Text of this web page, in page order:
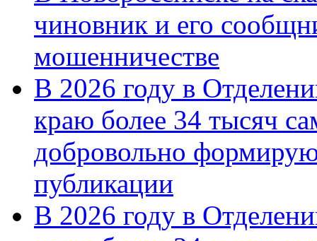
чиновник и его
мошенничестве
В 2026 году в
краю более 34 тысяч
добровольно
публикации
В 2026 году в